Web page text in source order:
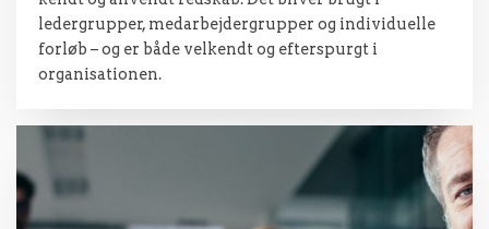
ledergrupper, medarbejdergrupper og individuelle
forløb – og er både velkendt og efterspurgt i
organisationen.